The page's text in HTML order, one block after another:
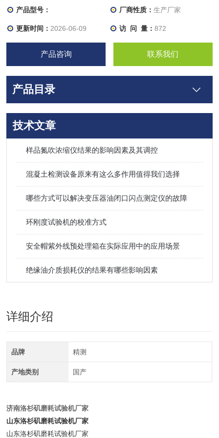
产品型号： 厂商性质： 生产厂家
更新时间： 2026-06-09 访 问 量： 872
产品咨询 联系我们
产品目录
技术文章
样品氮吹浓缩仪结果的影响因素及其调控
混凝土检测设备原来有这么多作用值得我们选择
哪些方式可以解决变压器油闭口闪点测定仪的故障
环刚度试验机的校准方式
安全帽紫外线预处理箱在实际应用中的应用场景
绝缘油介质损耗仪的结果有哪些影响因素
详细介绍
品牌 精测
产地类别 国产
济南洛杉矶磨耗试验机厂家
山东洛杉矶磨耗试验机厂家
山东洛杉矶磨耗试验机厂家